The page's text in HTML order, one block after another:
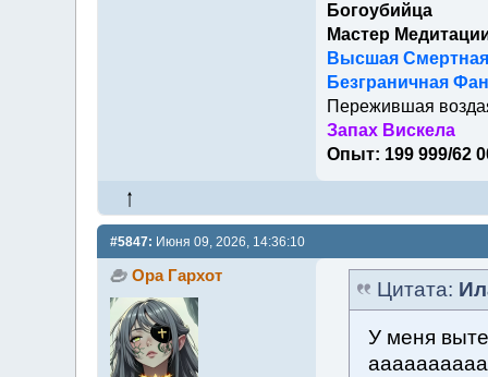
Богоубийца
Мастер
Высшая Смертная
Безграничная
Пережившая
Запах Вискела
Опыт: 199 999/62
#5847: Июня 09, 2026, 14:36:10
Ора Гархот
Цитата:
У меня